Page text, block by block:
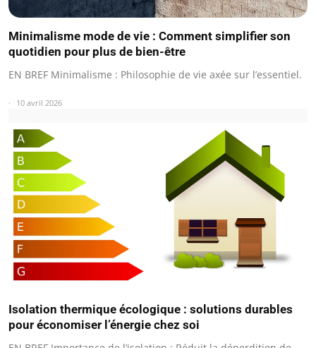
Minimalisme mode de vie : Comment simplifier son
quotidien pour plus de bien-être
EN BREF Minimalisme : Philosophie de vie axée sur l’essentiel.
10 avril 2026
Isolation thermique écologique : solutions durables
pour économiser l’énergie chez soi